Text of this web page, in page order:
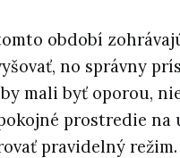
období
no správny
mali byť oporou,
prostredie na
pravidelný